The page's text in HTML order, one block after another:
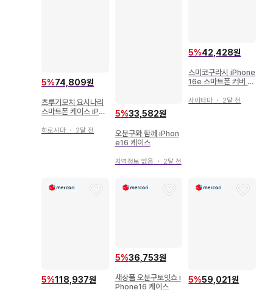
5%74,809원
츠루기모치 요시나리
스마트폰 케이스 iPho
히로시마 ・ 2달 전
5%33,582원
오분구와 함께 iPhon
e16 케이스
지역정보 없음 ・ 2달 전
5%42,428원
스미코구라시 iPhone
16e 스마트폰 커버 스
사이타마 ・ 2달 전
5%118,937원
5%36,753원
새상품 오분구토잇쇼 i
Phone16 케이스
5%59,021원